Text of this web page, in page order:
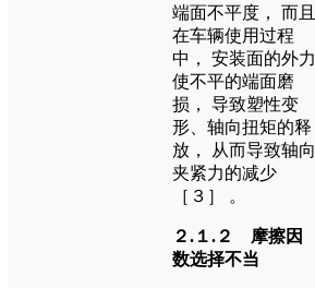
端面不平度， 而且
在车辆使用过程
中， 安装面的外力
使不平的端面磨
损， 导致塑性变
形、轴向扭矩的释
放， 从而导致轴向
夹紧力的减少
［３］ 。
２.１.２ 摩擦因
数选择不当